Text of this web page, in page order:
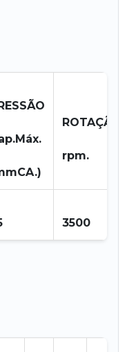
ROTAÇÃO
rpm.
3500